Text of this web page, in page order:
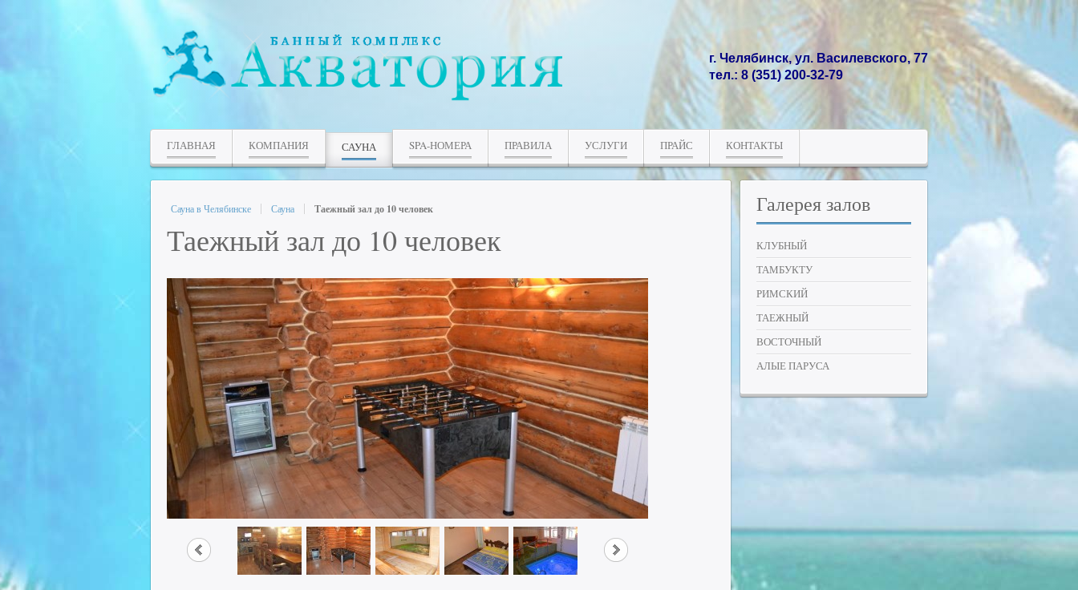
г. Челябинск, ул. Василевского, 77
тел.: 8 (351) 200-32-79
ГЛАВНАЯ КОМПАНИЯ САУНА SPA-НОМЕРА ПРАВИЛА УСЛУГИ ПРАЙС КОНТАКТЫ
Сауна в Челябинске Сауна Таежный зал до 10 человек
Таежный зал до 10 человек
Галерея залов
КЛУБНЫЙ
ТАМБУКТУ
РИМСКИЙ
ТАЕЖНЫЙ
ВОСТОЧНЫЙ
АЛЫЕ ПАРУСА